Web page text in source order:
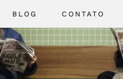
BLOG CONTATO